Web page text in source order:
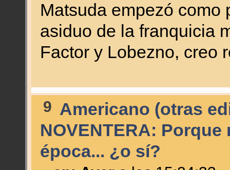
Matsuda empezó como
asiduo de la franquicia
Factor y Lobezno, creo
9 Americano (otras
NOVENTERA:
época... ¿o sí?